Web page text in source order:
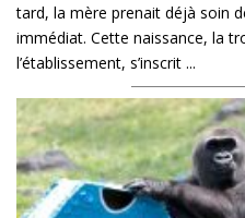
tard, la mère prenait déjà soin
immédiat. Cette naissance, la
l’établissement, s’inscrit ...